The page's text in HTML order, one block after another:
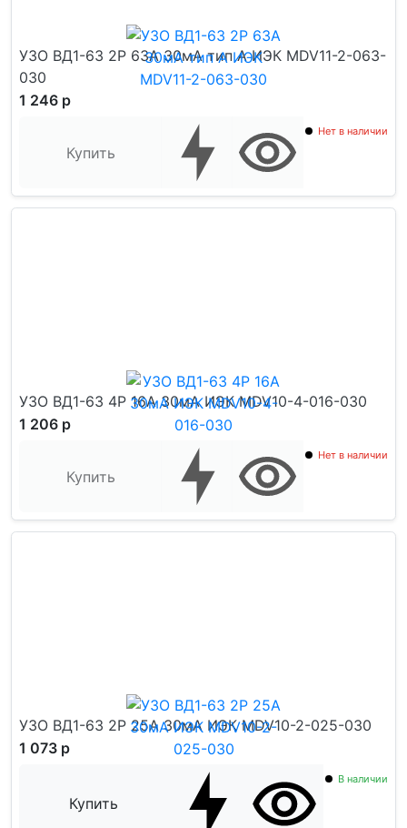
УЗО ВД1-63 2Р 63А 30мА тип А ИЭК MDV11-2-063-
030
1 246 р
Купить
Нет в наличии
УЗО ВД1-63 4Р 16А 30мА ИЭК MDV10-4-016-030
1 206 р
Купить
Нет в наличии
УЗО ВД1-63 2Р 25А 30мА ИЭК MDV10-2-025-030
1 073 р
Купить
В наличии